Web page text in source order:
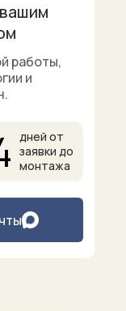
работы,
и
дней от
заявки до
монтажа